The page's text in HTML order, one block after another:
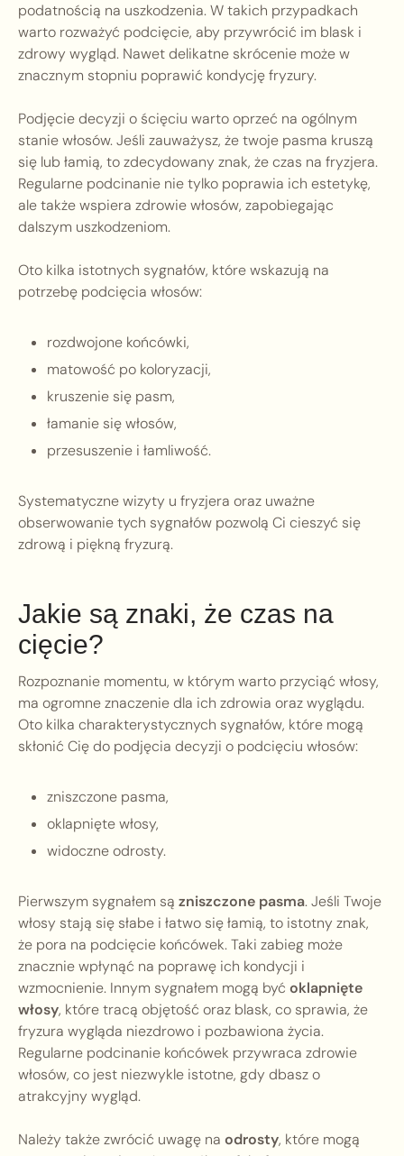
podatnością na uszkodzenia. W takich przypadkach
warto rozważyć podcięcie, aby przywrócić im blask i
zdrowy wygląd. Nawet delikatne skrócenie może w
znacznym stopniu poprawić kondycję fryzury.
Podjęcie decyzji o ścięciu warto oprzeć na ogólnym
stanie włosów. Jeśli zauważysz, że twoje pasma kruszą
się lub łamią, to zdecydowany znak, że czas na fryzjera.
Regularne podcinanie nie tylko poprawia ich estetykę,
ale także wspiera zdrowie włosów, zapobiegając
dalszym uszkodzeniom.
Oto kilka istotnych sygnałów, które wskazują na
potrzebę podcięcia włosów:
rozdwojone końcówki,
matowość po koloryzacji,
kruszenie się pasm,
łamanie się włosów,
przesuszenie i łamliwość.
Systematyczne wizyty u fryzjera oraz uważne
obserwowanie tych sygnałów pozwolą Ci cieszyć się
zdrową i piękną fryzurą.
Jakie są znaki, że czas na
cięcie?
Rozpoznanie momentu, w którym warto przyciąć włosy,
ma ogromne znaczenie dla ich zdrowia oraz wyglądu.
Oto kilka charakterystycznych sygnałów, które mogą
skłonić Cię do podjęcia decyzji o podcięciu włosów:
zniszczone pasma,
oklapnięte włosy,
widoczne odrosty.
Pierwszym sygnałem są zniszczone pasma. Jeśli Twoje
włosy stają się słabe i łatwo się łamią, to istotny znak,
że pora na podcięcie końcówek. Taki zabieg może
znacznie wpłynąć na poprawę ich kondycji i
wzmocnienie. Innym sygnałem mogą być oklapnięte
włosy, które tracą objętość oraz blask, co sprawia, że
fryzura wygląda niezdrowo i pozbawiona życia.
Regularne podcinanie końcówek przywraca zdrowie
włosów, co jest niezwykle istotne, gdy dbasz o
atrakcyjny wygląd.
Należy także zwrócić uwagę na odrosty, które mogą